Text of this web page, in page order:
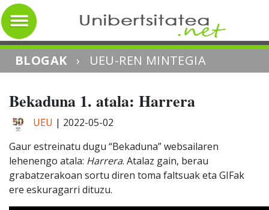
BLOGAK › UEU-REN MINTEGIA
Bekaduna 1. atala: Harrera
UEU | 2022-05-02
Gaur estreinatu dugu “Bekaduna” websailaren
lehenengo atala: Harrera. Atalaz gain, berau
grabatzerakoan sortu diren toma faltsuak eta GIFak
ere eskuragarri dituzu.